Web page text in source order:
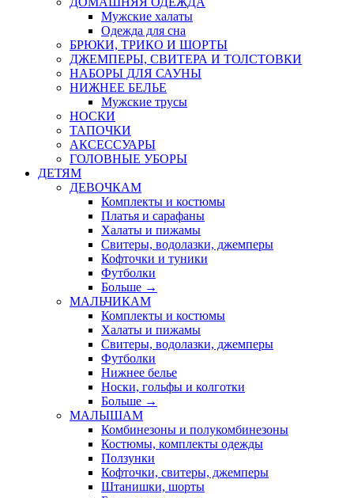
Мужские халаты
Одежда для сна
БРЮКИ, ТРИКО И ШОРТЫ
ДЖЕМПЕРЫ, СВИТЕРА И ТОЛСТОВКИ
НАБОРЫ ДЛЯ САУНЫ
НИЖНЕЕ БЕЛЬЕ
Мужские трусы
НОСКИ
ТАПОЧКИ
АКСЕССУАРЫ
ГОЛОВНЫЕ УБОРЫ
ДЕТЯМ
ДЕВОЧКАМ
Комплекты и костюмы
Платья и сарафаны
Халаты и пижамы
Свитеры, водолазки, джемперы
Кофточки и туники
Футболки
Больше →
МАЛЬЧИКАМ
Комплекты и костюмы
Халаты и пижамы
Свитеры, водолазки, джемперы
Футболки
Нижнее белье
Носки, гольфы и колготки
Больше →
МАЛЫШАМ
Комбинезоны и полукомбинезоны
Костюмы, комплекты одежды
Ползунки
Кофточки, свитеры, джемперы
Штанишки, шорты